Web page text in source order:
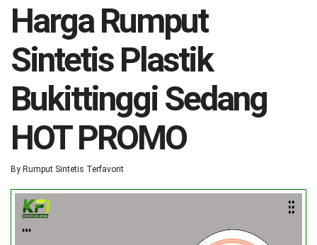
Harga Rumput
Sintetis Plastik
Bukittinggi Sedang
HOT PROMO
By Rumput Sintetis Terfavorit